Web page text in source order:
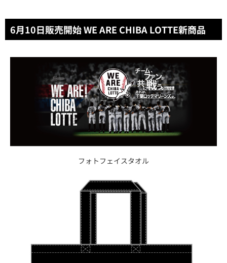
6月10日販売開始 WE ARE CHIBA LOTTE新商品
フォトフェイスタオル